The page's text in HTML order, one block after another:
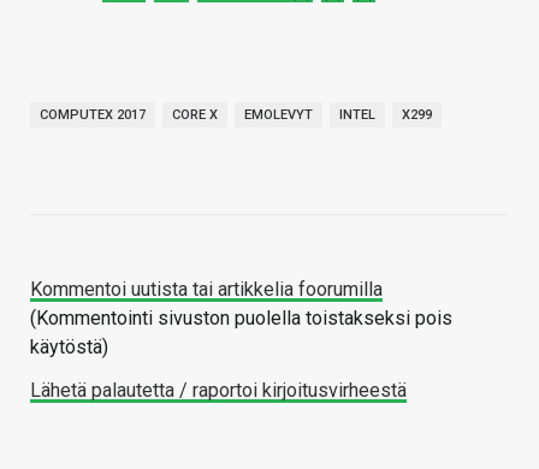
COMPUTEX 2017 CORE X EMOLEVYT INTEL X299
Kommentoi uutista tai artikkelia foorumilla
(Kommentointi sivuston puolella toistakseksi pois
käytöstä)
Lähetä palautetta / raportoi kirjoitusvirheestä